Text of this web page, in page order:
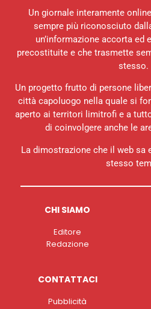
Un giornale interamente
sempre più riconosciuto
un’informazione accorta ed
precostituite e che trasmette
stesso.
Un progetto frutto di persone
città capoluogo nella quale si
aperto ai territori limitrofi e a
di coinvolgere anche le
La dimostrazione che il web sa
stesso
CHI SIAMO
Editore
Redazione
CONTATTACI
Pubblicità